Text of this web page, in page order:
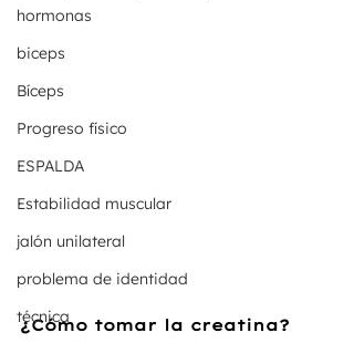
hormonas
biceps
Bíceps
Progreso físico
ESPALDA
Estabilidad muscular
jalón unilateral
problema de identidad
técnica
¿Cómo tomar la creatina?